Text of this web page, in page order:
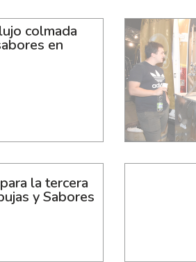
colmada
en
la tercera
y Sabores